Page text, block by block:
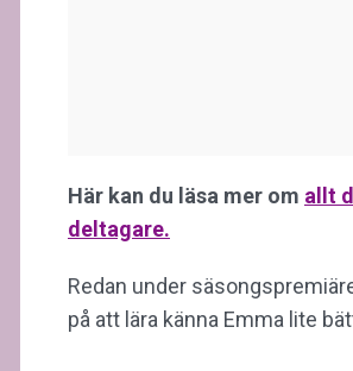
Här kan du läsa mer om allt
deltagare.
Redan under
på att lära känna Emma lite